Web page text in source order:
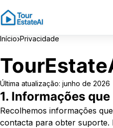
Início›Privacidade
Última atualização: junho de 2026
1. Informações
Recolhemos informações
contacta para obter suporte.